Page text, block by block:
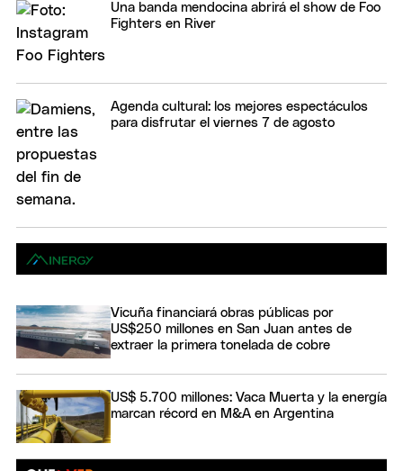
Una banda mendocina abrirá el show de Foo
Fighters en River
Agenda cultural: los mejores espectáculos
para disfrutar el viernes 7 de agosto
Vicuña financiará obras públicas por
US$250 millones en San Juan antes de
extraer la primera tonelada de cobre
US$ 5.700 millones: Vaca Muerta y la energía
marcan récord en M&A en Argentina